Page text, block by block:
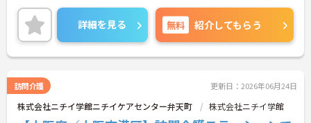
おり、長く働きやすい環境です☆
ご興味のある方には、面接対策ポイントなど、さら
に詳細をお話しいたしますのでお気軽にご相談くだ
さい！
詳細を見る 無料 紹介してもらう
訪問介護 更新日：2026年06月24日
株式会社ニチイ学館ニチイケアセンター弁天町 株式会社ニチイ学館